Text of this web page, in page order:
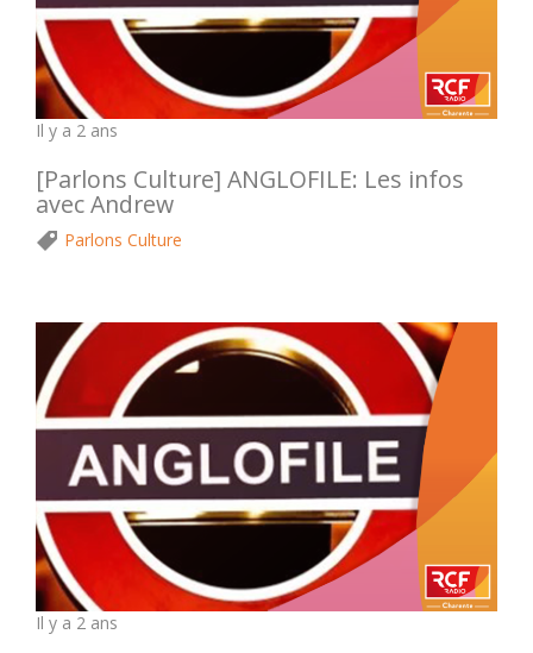
Il y a 2 ans
[Parlons Culture] ANGLOFILE: Les infos
avec Andrew
Parlons Culture
Il y a 2 ans